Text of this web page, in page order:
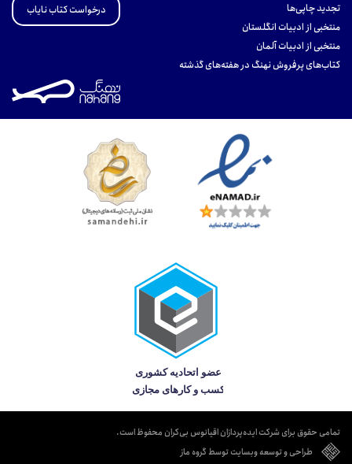
تجدید چاپی‌ها
منتخبی از ادبیات انگلستان
منتخبی از ادبیات آلمان
کتاب‌های پرفروش نهنگ در هفته‌های گذشته
درخواست کتاب نایاب
تمامی حقوق برای شرکت ایده‌پردازان اقیانوس بی‌کران محفوظ است.
طراحی و توسعه وبسایت توسط گروه ماز